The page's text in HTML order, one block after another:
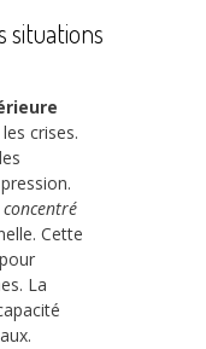
situations
crises.
Cette
La